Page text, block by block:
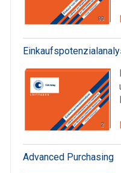
Advanced Purchasing